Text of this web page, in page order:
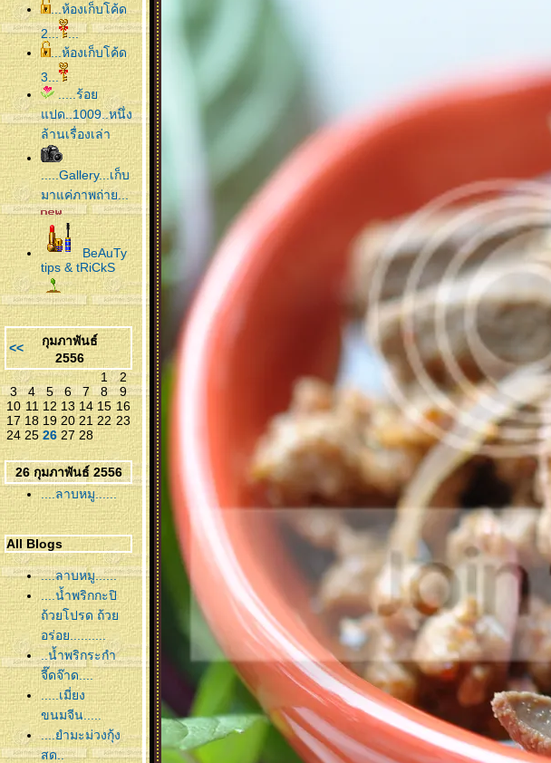
...ห้องเก็บโค้ด
2...
...
...ห้องเก็บโค้ด
3...
.....ร้อ
ปด..1009..หนึ่ง
ล้านเรื่องเล่า
.....Gallery...เก็บ
มาแค่ภาพถ่าย...
BeAuTy
tips & tRiCkS
<<
กุมภาพันธ์
2556
1
2
3
4 5 6 7 8
9
10 11 12 13 14 15 16
17 18 19 20 21 22 23
24 25 26 27 28
26 กุมภาพันธ์ 2556
....ลาบหมู......
All Blogs
....ลาบหมู......
....น้ำพริกกะปิ
ถ้วยโปรด ถ้ว
อร่อย..........
..น้ำพริกระกำ
จี๊ดจ๊าด....
.....เมี่ยง
ขนมจีน.....
....ยำมะม่วงกุ้ง
สด..